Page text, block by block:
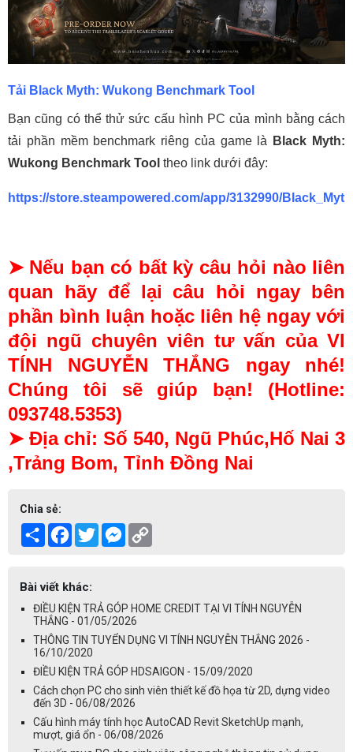
Tải Black Myth: Wukong Benchmark Tool
Bạn cũng có thể thử sức cấu hình PC của mình bằng cách
tải phần mềm benchmark riêng của game là
Black Myth:
Wukong Benchmark Tool theo link dưới đây:
https://store.steampowered.com/app/3132990/
➤ Nếu bạn có bất kỳ câu hỏi nào liên
quan hãy để lại câu hỏi ngay bên
phần bình luận hoặc liên hệ ngay với
đội ngũ chuyên viên tư vấn của VI
TÍNH NGUYỄN THẮNG ngay nhé!
Chúng tôi sẽ giúp bạn! (Hotline:
093748.5353)
➤ Địa chỉ: Số 540, Ngũ Phúc,Hố Nai 3
,Trảng Bom, Tỉnh Đồng Nai
Chia sẻ:
Share Facebook
TwitterMessenger
Bài viết khác:
ĐIỀU KIỆN TRẢ GÓP HOME CREDIT TẠI VI TÍNH NGUYỄN
THẮNG - 01/05/2026
THÔNG TIN TUYỂN DỤNG VI TÍNH NGUYỄN THẮNG 2026 -
16/10/2020
ĐIỀU KIỆN TRẢ GÓP HDSAIGON - 15/09/2020
Cách chọn PC cho sinh viên thiết kế đồ họa từ 2D, dựng video
đến 3D - 06/08/2026
Cấu hình máy tính học AutoCAD Revit SketchUp mạnh,
mượt, giá ổn - 06/08/2026